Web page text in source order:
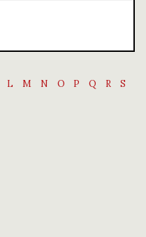
L M N O P Q R
S